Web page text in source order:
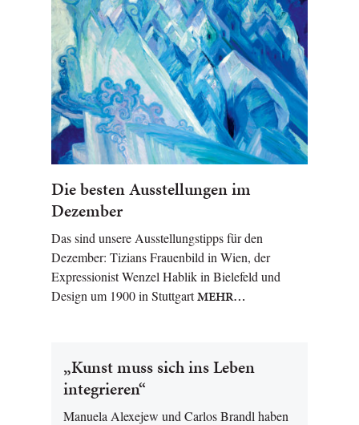
Die besten Ausstellungen im
Dezember
Das sind unsere Ausstellungstipps für den
Dezember: Tizians Frauenbild in Wien, der
Expressionist Wenzel Hablik in Bielefeld und
Design um 1900 in StuttgartMEHR…
„Kunst muss sich ins Leben
integrieren“
Manuela Alexejew und Carlos Brandl haben